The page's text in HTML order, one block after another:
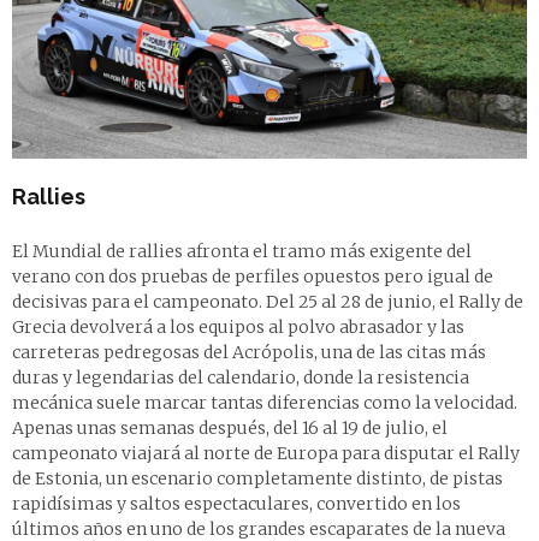
Rallies
El Mundial de rallies afronta el tramo más exigente del
verano con dos pruebas de perfiles opuestos pero igual de
decisivas para el campeonato. Del 25 al 28 de junio, el Rally de
Grecia devolverá a los equipos al polvo abrasador y las
carreteras pedregosas del Acrópolis, una de las citas más
duras y legendarias del calendario, donde la resistencia
mecánica suele marcar tantas diferencias como la velocidad.
Apenas unas semanas después, del 16 al 19 de julio, el
campeonato viajará al norte de Europa para disputar el Rally
de Estonia, un escenario completamente distinto, de pistas
rapidísimas y saltos espectaculares, convertido en los
últimos años en uno de los grandes escaparates de la nueva